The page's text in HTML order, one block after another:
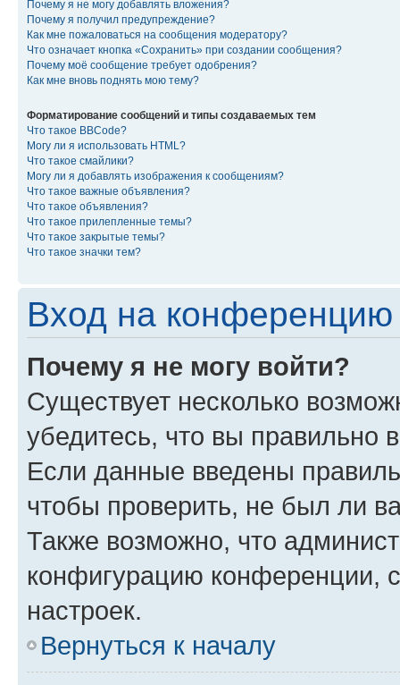
Почему я не могу добавлять вложения?
Почему я получил предупреждение?
Как мне пожаловаться на сообщения модератору?
Что означает кнопка «Сохранить» при создании сообщения?
Почему моё сообщение требует одобрения?
Как мне вновь поднять мою тему?
Форматирование сообщений и типы создаваемых тем
Что такое BBCode?
Могу ли я использовать HTML?
Что такое смайлики?
Могу ли я добавлять изображения к сообщениям?
Что такое важные объявления?
Что такое объявления?
Что такое прилепленные темы?
Что такое закрытые темы?
Что такое значки тем?
Вход на конференцию
Почему я не могу войти?
Существует несколько
убедитесь, что вы правильно
Если данные введены
чтобы проверить, не был ли
Также возможно, что
конфигурацию конференции,
настроек.
Вернуться к началу